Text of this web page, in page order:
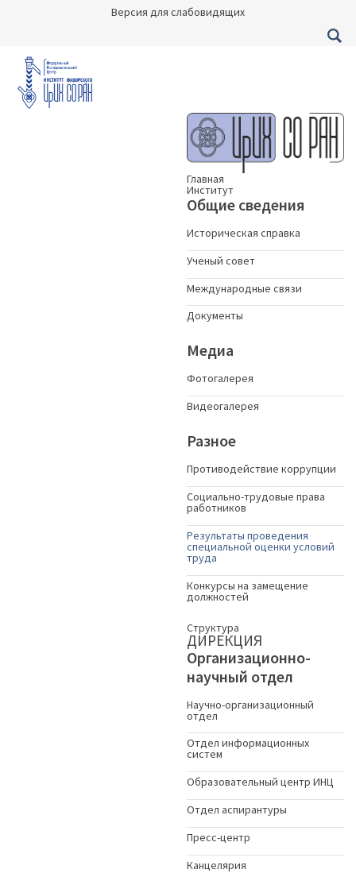
Версия для слабовидящих
Главная
Институт
Общие сведения
Историческая справка
Ученый совет
Международные связи
Документы
Медиа
Фотогалерея
Видеогалерея
Разное
Противодействие коррупции
Социально-трудовые права
работников
Результаты проведения
специальной оценки условий
труда
Конкурсы на замещение
должностей
Структура
ДИРЕКЦИЯ
Организационно-
научный отдел
Научно-организационный
отдел
Отдел информационных
систем
Образовательный центр ИНЦ
Отдел аспирантуры
Пресс-центр
Канцелярия